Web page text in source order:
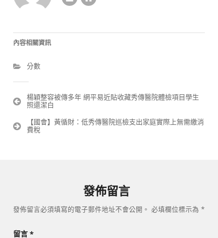
內容相關資訊
分數
文
章
覽
楊穎整容被傳多年 網平易近貼收藏秀傳醫院體檢項目學生
照還潔白
【國會】黃循財：低秀傳醫院巡檢支出家庭實際上無需繳消
費稅
發佈留言
發佈留言必須填寫的電子郵件地址不會公開。 必填欄位標示為 *
留言 *